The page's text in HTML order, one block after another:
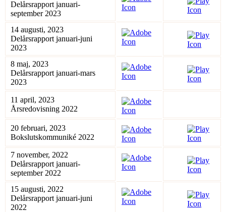
Delårsrapport januari-
september 2023
14 augusti, 2023
Delårsrapport januari-juni
2023
8 maj, 2023
Delårsrapport januari-mars
2023
11 april, 2023
Årsredovisning 2022
20 februari, 2023
Bokslutskommuniké 2022
7 november, 2022
Delårsrapport januari-
september 2022
15 augusti, 2022
Delårsrapport januari-juni
2022